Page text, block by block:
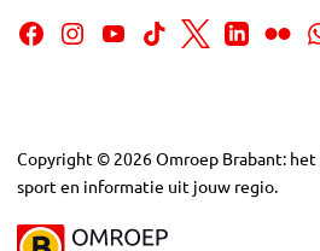
Copyright © 2026Omroep Brabant:
sport en informatie uit jouw regio.